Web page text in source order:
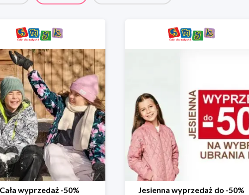
wyprzedaż -50% Jesienna wyprzedaż do -50%